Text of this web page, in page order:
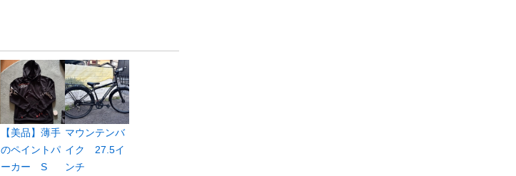
【美品】薄手
のペイントパ
ーカー S
マウンテンバ
イク 27.5イ
ンチ